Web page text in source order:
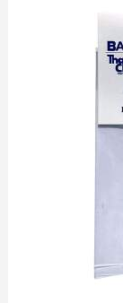
Betaling
Deel
10€